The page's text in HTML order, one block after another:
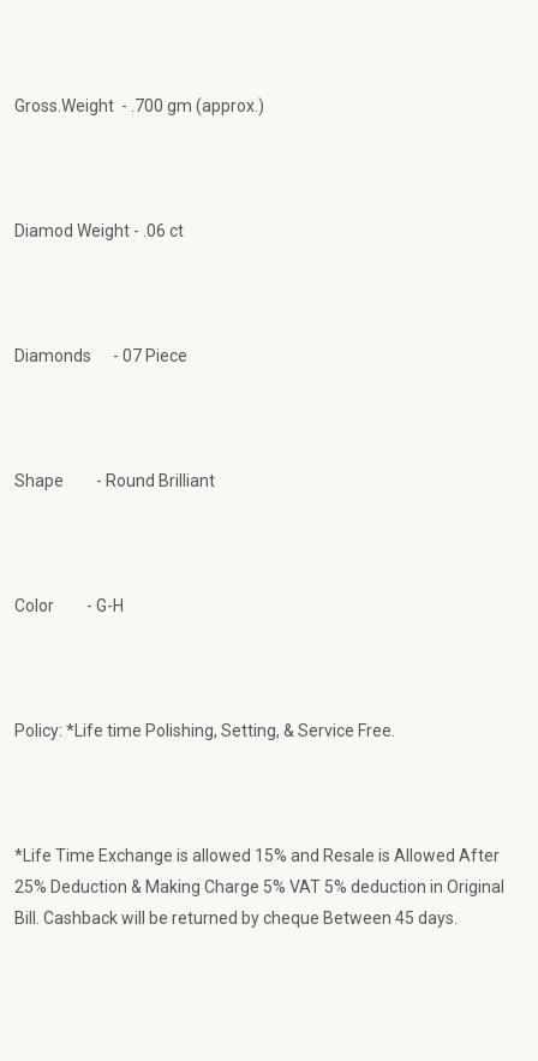
Gross.Weight - .700 gm (approx.)
Diamod Weight - .06 ct
Diamonds - 07 Piece
Shape - Round Brilliant
Color - G-H
Policy: *Life time Polishing, Setting, & Service Free.
*Life Time Exchange is allowed 15% and Resale is Allowed After
25% Deduction & Making Charge 5% VAT 5% deduction in Original
Bill. Cashback will be returned by cheque Between 45 days.